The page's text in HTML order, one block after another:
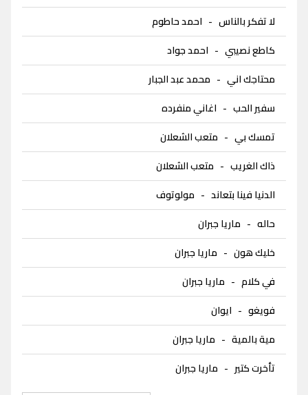
لا تفكر بالناس - احمد حاطوم
كاطع نصيبي - احمد جواد
محتاجك اني - محمد عبد الجبار
سفير الحب - اغاني منفرده
تمسك بي - متعب الشعلان
ذاك الغريب - متعب الشعلان
الدنيا فينا بتعاند - مولوتوف
حاله - ماريا جبران
خليك هون - ماريا جبران
في كلام - ماريا جبران
فويغو - ايوان
مية بالمية - ماريا جبران
تأخرت كتير - ماريا جبران